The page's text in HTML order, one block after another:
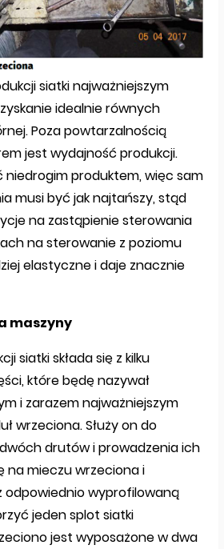
siatki najważniejszym
idealnie równych
Poza powtarzalnością
jest wydajność produkcji.
niedrogim produktem, więc sam
musi być jak najtańszy, stąd
na zastąpienie sterowania
na sterowanie z poziomu
elastyczne i daje znacznie
maszyny
siatki składa się z kilku
które będę nazywał
i zarazem najważniejszym
wrzeciona. Służy on do
drutów i prowadzenia ich
na mieczu wrzeciona i
odpowiednio wyprofilowaną
jeden splot siatki
jest wyposażone w dwa